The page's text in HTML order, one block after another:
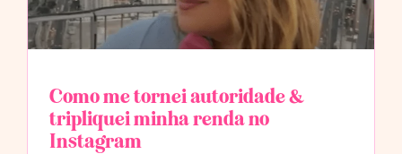
Como me tornei autoridade &
tripliquei minha renda no
Instagram